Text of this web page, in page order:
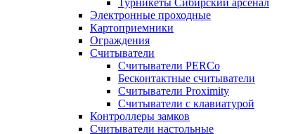
Турникеты Сибирский арсенал
Электронные проходные
Картоприемники
Ограждения
Считыватели
Считыватели PERCo
Бесконтактные считыватели
Считыватели Proximity
Считыватели с клавиатурой
Контроллеры замков
Считыватели настольные